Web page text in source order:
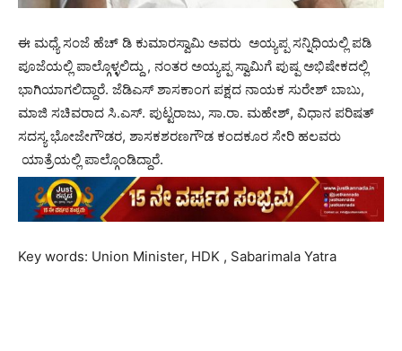
ಈ ಮಧ್ಯೆ ಸಂಜೆ ಹೆಚ್ ಡಿ ಕುಮಾರಸ್ವಾಮಿ ಅವರು ಅಯ್ಯಪ್ಪ ಸನ್ನಿಧಿಯಲ್ಲಿ ಪಡಿ
ಪೂಜೆಯಲ್ಲಿ ಪಾಲ್ಗೊಳ್ಳಲಿದ್ದು , ನಂತರ ಅಯ್ಯಪ್ಪ ಸ್ವಾಮಿಗೆ ಪುಷ್ಪ ಅಭಿಷೇಕದಲ್ಲಿ
ಭಾಗಿಯಾಗಲಿದ್ದಾರೆ. ಜೆಡಿಎಸ್ ಶಾಸಕಾಂಗ ಪಕ್ಷದ ನಾಯಕ ಸುರೇಶ್ ಬಾಬು,
ಮಾಜಿ ಸಚಿವರಾದ ಸಿ.ಎಸ್. ಪುಟ್ಟರಾಜು, ಸಾ.ರಾ. ಮಹೇಶ್, ವಿಧಾನ ಪರಿಷತ್
ಸದಸ್ಯ ಭೋಜೇಗೌಡರ, ಶಾಸಕಶರಣಗೌಡ ಕಂದಕೂರ ಸೇರಿ ಹಲವರು
ಯಾತ್ರೆಯಲ್ಲಿ ಪಾಲ್ಗೊಂಡಿದ್ದಾರೆ.
Key words: Union Minister, HDK , Sabarimala Yatra